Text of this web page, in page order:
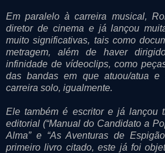
Em paralelo à carreira musical,
diretor de cinema e já lançou
muito significativas, tais como
metragem, além de haver
infinidade de vídeoclips, como
das bandas em que atuou/atua e
carreira solo, igualmente.
Ele também é escritor e já lançou
editorial (“Manual do Candidato a
Alma” e “As Aventuras de
primeiro livro citado, este já foi